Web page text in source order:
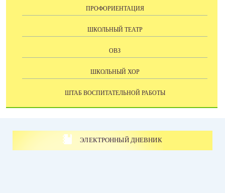
ПРОФОРИЕНТАЦИЯ
ШКОЛЬНЫЙ ТЕАТР
ОВЗ
ШКОЛЬНЫЙ ХОР
ШТАБ ВОСПИТАТЕЛЬНОЙ РАБОТЫ
ЭЛЕКТРОННЫЙ ДНЕВНИК